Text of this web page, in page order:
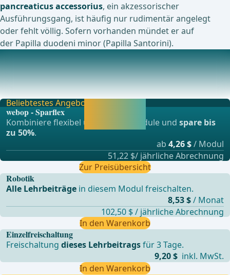
pancreaticus accessorius, ein akzessorischer
Ausführungsgang, ist häufig nur rudimentär angelegt
oder fehlt völlig. Sofern vorhanden mündet er auf
der Papilla duodeni minor (Papilla Santorini).
Gefäßversorgung
Die Gefäßversorgung des Pankreas wird über zahlreiche
Gefäße sichergestellt.Caput: Die arterielle V
Einzelfreischaltung
Freischaltungdieses Lehrbeitragsfür 3 Tage.
9,20 $ inkl. MwSt.
In den Warenkorb
Beliebtestes Angebot
webop - Sparflex
Kombiniere flexibel unsere Lernmodule undspare bis
zu 50%.
ab 4,26 $/ Modul
51,22 $/ jährliche Abrechnung
Zur Preisübersicht
Robotik
Alle Lehrbeiträge in diesem Modul freischalten.
8,53 $/ Monat
102,50 $ / jährliche Abrechnung
In den Warenkorb